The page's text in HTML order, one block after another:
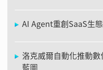
AI Agent重創SaaS生
洛克威爾自動化推動
藍圖